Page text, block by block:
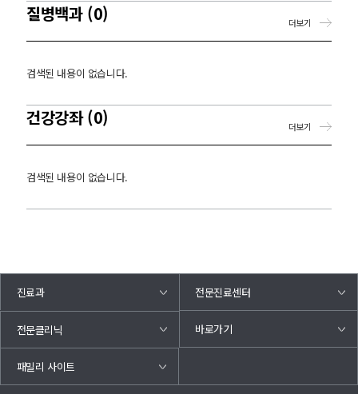
질병백과 (0)
검색된 내용이 없습니다.
더보기
건강강좌 (0)
검색된 내용이 없습니다.
더보기
진료과 전문진료센터
전문클리닉 바로가기
패밀리 사이트